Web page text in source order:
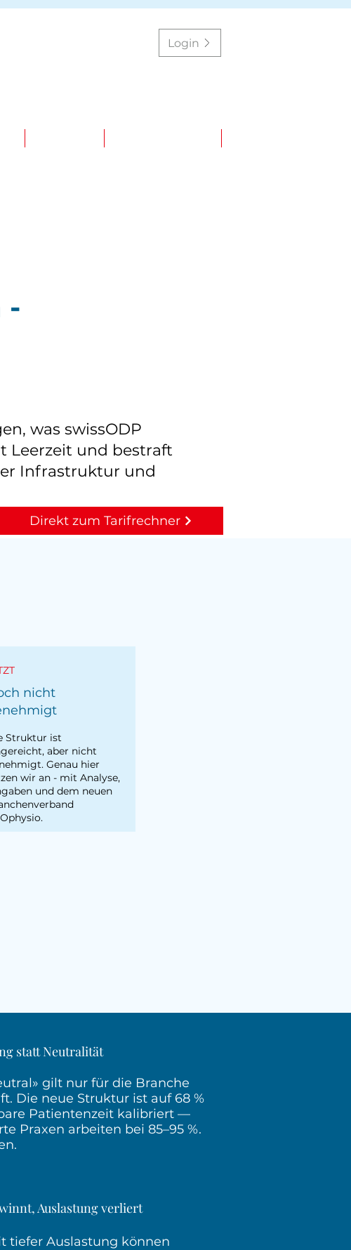
Login
-
was swissODP
Leerzeit und bestraft
Infrastruktur und
Direkt zum Tarifrechner
nicht
Struktur ist
aber nicht
Genau hier
wir an - mit Analyse,
und dem neuen
statt Neutralität
gilt nur für die Branche
Die neue Struktur ist auf 68 %
Patientenzeit kalibriert —
Praxen arbeiten bei 85–95 %.
Auslastung verliert
tiefer Auslastung können